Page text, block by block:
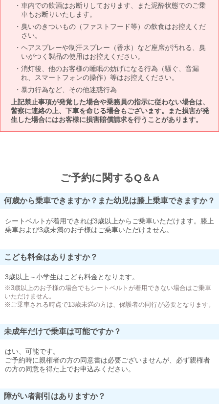
車内での飲酒はお断りしております、また泥酔状態でのご乗
車もお断りいたします。
臭いのきついもの（ファストフード等）の飲食はお控えくだ
さい。
ヘアスプレーや制汗スプレー（香水）など座席が汚れる、臭
いがつく製品の使用はお控えください。
消灯後、他のお客様の睡眠の妨げになる行為（騒ぐ、音漏
れ、スマートフォンの操作）等はお控えください。
暴力行為など、その他迷惑行為
上記禁止事項が発覚した場合や乗務員の指示に従わない場合は、
警察に連絡の上、下車を命じる場合もございます。また損害が発
生した場合にはお客様に損害賠償請求を行うことがあります。
ご予約に関するQ＆A
何歳から乗車できますか？また幼児は膝上乗車できますか？
シートベルトが着用できれば3歳以上からご乗車いただけます。膝上
乗車および3歳未満のお子様はご乗車いただけません。
こども料金はありますか？
3歳以上～小学生はこども料金となります。
※3歳以上のお子様の場合でもシートベルトが着用できない場合はご乗車
いただけません。
※ご乗車される時点で13歳未満の方は、保護者の同行が必要となります。
未成年だけで乗車は可能ですか？
はい、可能です。
ご予約時に親権者の方の同意書は必要ございませんが、必ず親権者
の方の同意を得た上でお申込みください。
障がい者割引はありますか？